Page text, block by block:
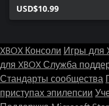
USD$10.99
XBOX Консоли Игры для
для XBOXСлужба
Стандарты сообщества
приступах эпилепсии